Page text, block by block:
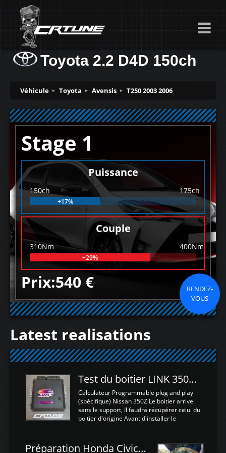
Toyota 2.2 D4D 150ch
Véhicule Toyota Avensis T250 2003 2006
Stage 1
Puissance
150ch 175ch
+17%
Couple
310Nm 400Nm
+29%
Prix:540 €
RENDEZ-
VOUS
Latest realisations
Test du boitier LINK 350Z Plugin ECU
Calculateur Programmable plug and play
(spécifique) Nissan 350Z Le boitier arrive
sans le support, Il faudra récupérer celui du
boitier d'origine Avant d'installer le
d'envoyer l'information de la large bande
Préparation Honda Civic Type R FK2